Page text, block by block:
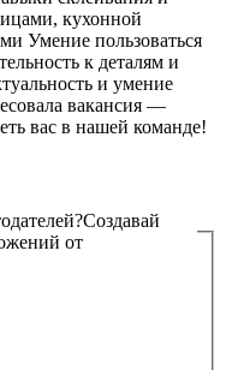
кухонной
Умение пользоваться
к деталям и
и умение
вакансия —
вас в нашей команде!
Создавай
от